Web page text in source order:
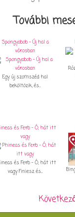
További
Spongyabob - Új hal a
városban
Egy új szomszéd hal
beköltözik, és...
és Ferb - Ó, hát itt
vagy
és Ferb - Ó, hát itt
vagy Finiesz és...